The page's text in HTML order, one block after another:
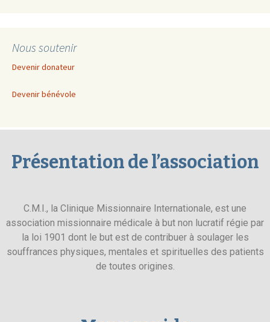
Nous soutenir
Devenir donateur
Devenir bénévole
Présentation de l’association
C.M.I., la Clinique Missionnaire Internationale, est une
association missionnaire médicale à but non lucratif régie par
la loi 1901 dont le but est de contribuer à soulager les
souffrances physiques, mentales et spirituelles des patients
de toutes origines.